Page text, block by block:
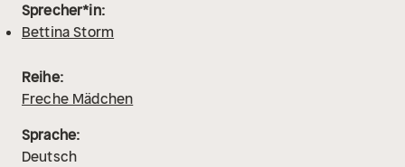
Sprecher*in:
Bettina Storm
Reihe:
Freche Mädchen
Sprache:
Deutsch